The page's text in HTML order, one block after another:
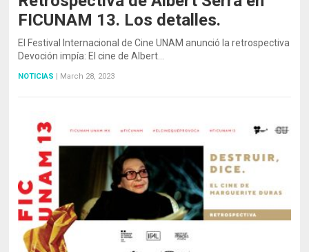
FICUNAM 13. Los detalles.
El Festival Internacional de Cine UNAM anunció la retrospectiva
Devoción impía: El cine de Albert…
NOTICIAS | March 28, 2023